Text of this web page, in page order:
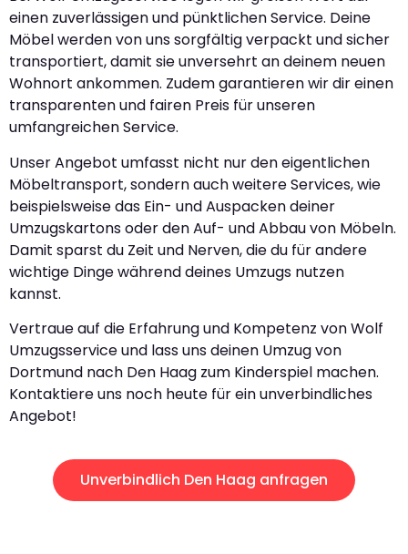
einen zuverlässigen und pünktlichen Service. Deine
Möbel werden von uns sorgfältig verpackt und sicher
transportiert, damit sie unversehrt an deinem neuen
Wohnort ankommen. Zudem garantieren wir dir einen
transparenten und fairen Preis für unseren
umfangreichen Service.
Unser Angebot umfasst nicht nur den eigentlichen
Möbeltransport, sondern auch weitere Services, wie
beispielsweise das Ein- und Auspacken deiner
Umzugskartons oder den Auf- und Abbau von Möbeln.
Damit sparst du Zeit und Nerven, die du für andere
wichtige Dinge während deines Umzugs nutzen
kannst.
Vertraue auf die Erfahrung und Kompetenz von Wolf
Umzugsservice und lass uns deinen Umzug von
Dortmund nach Den Haag zum Kinderspiel machen.
Kontaktiere uns noch heute für ein unverbindliches
Angebot!
Unverbindlich Den Haag anfragen